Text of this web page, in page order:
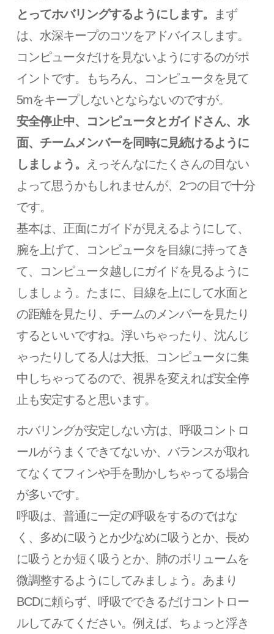
とってホバリングするようにします。
まず
は、水深キープのコツをアドバイスします。
コンピュータだけを見ないようにするのがポ
イントです。もちろん、コンピュータを見て
5mをキープしないとならないのですが。
安全停止中、コンピュータとガイドさん、水
面、チームメンバーを同時に見続けるように
しましょう。
えっそんなにたくさんの目ない
よって思うかもしれませんが、2つの目で十分
です。
基本は、正面にガイドが見えるようにして、
腕を上げて、コンピュータを目線に持ってき
て、コンピュータ越しにガイドを見るように
しましょう。たまに、目線を上にして水面と
の距離を見たり、チームのメンバーを見たり
するといいですね。浮いちゃったり、沈んじ
ゃったりしてる人は大抵、コンピュータに集
中しちゃってるので、視界を変えれば安全停
止も安定すると思います。
ホバリングが安定しない方は、呼吸コントロ
ールがうまくできてないか、バランスが取れ
てなくてフィンや手を動かしちゃってる場合
が多いです。
呼吸は、普通に一定の呼吸をするのではな
く、多めに吸うとか少なめに吸うとか、長め
に吸うとか短く吸うとか、肺のボリュームを
微調整するようにしてみましょう。あまり
BCDに頼らず、呼吸でできるだけコントロー
ルしてみてください。例えば、ちょっと浮き